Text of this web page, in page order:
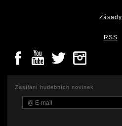
Zásady
RSS
Zasílání hudebních novinek